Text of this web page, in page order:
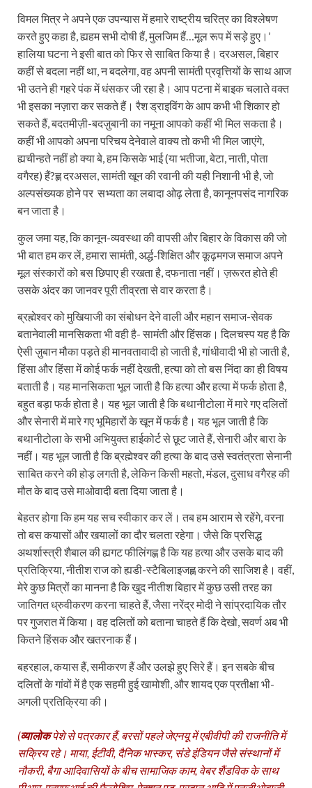
विमल मित्र ने अपने एक उपन्यास में हमारे राष्ट्रीय चरित्र का विश्लेषण
करते हुए कहा है, ह्यहम सभी दोषी हैं, मुलजिम हैं…मूल रूप में सड़े हुए।’
हालिया घटना ने इसी बात को फिर से साबित किया है। दरअसल, बिहार
कहीं से बदला नहीं था, न बदलेगा, वह अपनी सामंती प्रवृत्तियों के साथ आज
भी उतने ही गहरे पंक में धंसकर जी रहा है। आप पटना में बाइक चलाते वक्त
भी इसका नज़ारा कर सकते हैं। रैश ड्राइविंग के आप कभी भी शिकार हो
सकते हैं, बदतमीज़ी-बदज़ुबानी का नमूना आपको कहीं भी मिल सकता है।
कहीं भी आपको अपना परिचय देनेवाले वाक्य तो कभी भी मिल जाएंगे,
ह्यचीन्हते नहीं हो क्या बे, हम किसके भाई (या भतीजा, बेटा, नाती, पोता
वगैरह) हैं?ह्ण दरअसल, सामंती खून की रवानी की यही निशानी भी है, जो
अल्पसंख्यक होने पर सभ्यता का लबादा ओढ़ लेता है, कानूनपसंद नागरिक
बन जाता है।
कुल जमा यह, कि कानून-व्यवस्था की वापसी और बिहार के विकास की जो
भी बात हम कर लें, हमारा सामंती, अर्द्ध-शिक्षित और कूढ़मगज समाज अपने
मूल संस्कारों को बस छिपाए ही रखता है, दफनाता नहीं। ज़रूरत होते ही
उसके अंदर का जानवर पूरी तीव्रता से वार करता है।
ब्रह्मेश्वर को मुखियाजी का संबोधन देने वाली और महान समाज-सेवक
बतानेवाली मानसिकता भी वही है- सामंती और हिंसक। दिलचस्प यह है कि
ऐसी ज़ुबान मौका पड़ते ही मानवतावादी हो जाती है, गांधीवादी भी हो जाती है,
हिंसा और हिंसा में कोई फर्क नहीं देखती, हत्या को तो बस निंदा का ही विषय
बताती है। यह मानसिकता भूल जाती है कि हत्या और हत्या में फर्क होता है,
बहुत बड़ा फर्क होता है। यह भूल जाती है कि बथानीटोला में मारे गए दलितों
और सेनारी में मारे गए भूमिहारों के खून में फर्क है। यह भूल जाती है कि
बथानीटोला के सभी अभियुक्त हाईकोर्ट से छूट जाते हैं, सेनारी और बारा के
नहीं। यह भूल जाती है कि ब्रह्मेश्वर की हत्या के बाद उसे स्वतंत्रता सेनानी
साबित करने की होड़ लगती है, लेकिन किसी महतो, मंडल, दुसाध वगैरह की
मौत के बाद उसे माओवादी बता दिया जाता है।
बेहतर होगा कि हम यह सच स्वीकार कर लें। तब हम आराम से रहेंगे, वरना
तो बस कयासों और खयालों का दौर चलता रहेगा। जैसे कि प्रसिद्ध
अथर्शास्त्री शैबाल की ह्यगट फीलिंगह्ण है कि यह हत्या और उसके बाद की
प्रतिक्रिया, नीतीश राज को ह्यडी-स्टैबिलाइजह्ण करने की साजिश है। वहीं,
मेरे कुछ मित्रों का मानना है कि खुद नीतीश बिहार में कुछ उसी तरह का
जातिगत ध्रुवीकरण करना चाहते हैं, जैसा नरेंद्र मोदी ने सांप्रदायिक तौर
पर गुजरात में किया। वह दलितों को बताना चाहते हैं कि देखो, सवर्ण अब भी
कितने हिंसक और खतरनाक हैं।
बहरहाल, कयास हैं, समीकरण हैं और उलझे हुए सिरे हैं। इन सबके बीच
दलितों के गांवों में है एक सहमी हुई खामोशी, और शायद एक प्रतीक्षा भी-
अगली प्रतिक्रिया की।
(व्‍यालोकपेशे से पत्रकार हैं, बरसों पहले जेएनयू में एबीवीपी की राजनीति में
सक्रिय रहे। माया, ईटीवी, दैनिक भास्‍कर, संडे इंडियन जैसे संस्‍थानों में
नौकरी, बैगा आदिवासियों के बीच सामाजिक काम, वेबर शैंडविक के साथ